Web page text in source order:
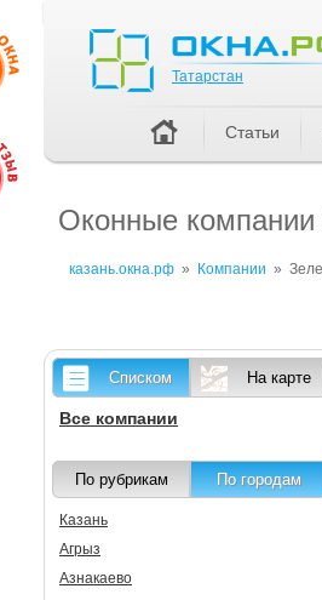
Оконные компании
казань.окна.рф » Компании »
Списком На карте
Все компании
По рубрикам По городам
Казань
Агрыз
Азнакаево
Татарстан
Статьи